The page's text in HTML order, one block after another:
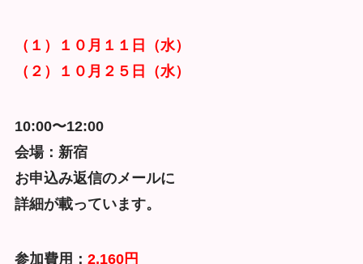
（１）１０月１１日（水）
（２）１０月２５日（水）
10:00〜12:00
会場：新宿
お申込み返信のメールに
詳細が載っています。
参加費用： 2,160円